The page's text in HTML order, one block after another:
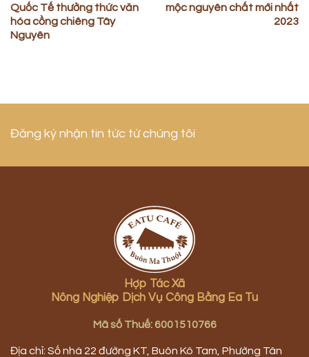
Quốc Tế thưởng thức văn
hóa cồng chiêng Tây
Nguyên
mộc nguyên chất mới nhất
2023
Đăng ký nhận tin tức từ chúng tôi
Hợp Tác Xã
Nông Nghiệp Dịch Vụ Công Bằng Ea Tu
Mã số Thuế: 6001510766
Địa chỉ: Số nhà 22 đường KT, Buôn Kô Tam, Phường Tân